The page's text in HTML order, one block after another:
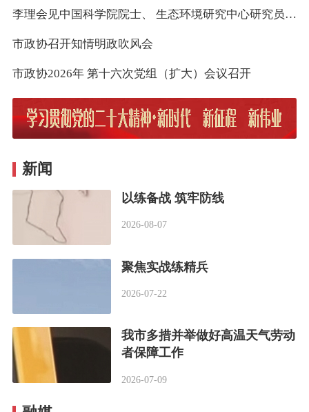
李理会见中国科学院院士、 生态环境研究中心研究员傅伯杰
市政协召开知情明政吹风会
市政协2026年 第十六次党组（扩大）会议召开
新闻
以练备战 筑牢防线
2026-08-07
聚焦实战练精兵
2026-07-22
我市多措并举做好高温天气劳动
者保障工作
2026-07-09